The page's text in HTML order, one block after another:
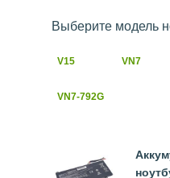
Выберите модель
V15 VN7
VN7-792G